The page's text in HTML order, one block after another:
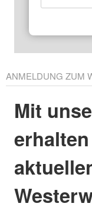
ANMELDUNG ZUM
Mit